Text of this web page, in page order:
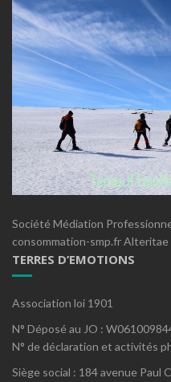
Société Médiation
consommation-smp.fr Alteritae
TERRES D’EMOTIONS
Association loi 1901
N° Déposé au JO :
N° de déclaration et activités
Siège social : 184 avenue Paul